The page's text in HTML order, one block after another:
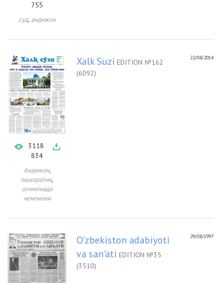
755
суд, андижон
3118
834
Андижон,
ошкоралик,
олимпиада
чемпиони
22/08/2014
Xalk Suzi EDITION №162
(6092)
29/08/1997
O'zbekiston adabiyoti
va san'ati EDITION №35
(3510)